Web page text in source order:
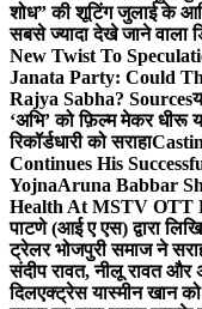
शोध” की शूटिंग जुलाई के
सबसे ज्यादा देखे जाने वाला
New Twist To
Janata Party: Could
Rajya Sabha? Sources
‘अभि’ को फ़िल्म मेकर धीरू
रिकॉर्डधारी को सराहा
Continues His
YojnaAruna Babbar
Health At MSTV OTT
पाटणे (आई ए एस) द्वारा
ट्रेलर भोजपुरी समाज ने
संदीप रावत, नीलू रावत और
दिलएक्ट्रेस यास्मीन खान को